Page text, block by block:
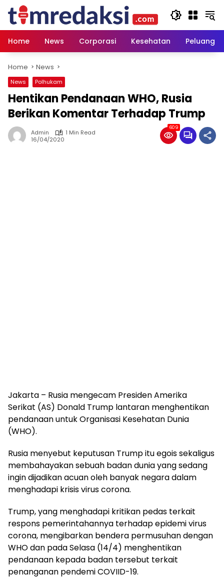
content
Home
News Corporasi Kesehatan Peluang
Home News
News Polhukam
Hentikan Pendanaan WHO, Rusia
Berikan Komentar Terhadap Trump
Admin
1 Min Read
16/04/2020
609
Jakarta – Rusia mengecam Presiden Amerika
Serikat (AS) Donald Trump lantaran menghentikan
pendanaan untuk Organisasi Kesehatan Dunia
(WHO).
Rusia menyebut keputusan Trump itu egois sekaligus
membahayakan sebuah badan dunia yang sedang
ingin dijadikan acuan oleh banyak negara dalam
menghadapi krisis virus corona.
Trump, yang menghadapi kritikan pedas terkait
respons pemerintahannya terhadap epidemi virus
corona, mengibarkan bendera permusuhan dengan
WHO dan pada Selasa (14/4) menghentikan
pendanaan kepada badan tersebut terkait
penanganan pendemi COVIID-19.